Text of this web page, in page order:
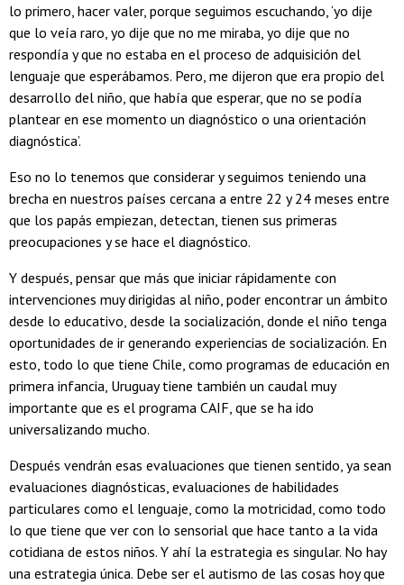
lo primero, hacer valer, porque seguimos escuchando, ‘yo dije
que lo veía raro, yo dije que no me miraba, yo dije que no
respondía y que no estaba en el proceso de adquisición del
lenguaje que esperábamos. Pero, me dijeron que era propio del
desarrollo del niño, que había que esperar, que no se podía
plantear en ese momento un diagnóstico o una orientación
diagnóstica’.
Eso no lo tenemos que considerar y seguimos teniendo una
brecha en nuestros países cercana a entre 22 y 24 meses entre
que los papás empiezan, detectan, tienen sus primeras
preocupaciones y se hace el diagnóstico.
Y después, pensar que más que iniciar rápidamente con
intervenciones muy dirigidas al niño, poder encontrar un ámbito
desde lo educativo, desde la socialización, donde el niño tenga
oportunidades de ir generando experiencias de socialización. En
esto, todo lo que tiene Chile, como programas de educación en
primera infancia, Uruguay tiene también un caudal muy
importante que es el programa CAIF, que se ha ido
universalizando mucho.
Después vendrán esas evaluaciones que tienen sentido, ya sean
evaluaciones diagnósticas, evaluaciones de habilidades
particulares como el lenguaje, como la motricidad, como todo
lo que tiene que ver con lo sensorial que hace tanto a la vida
cotidiana de estos niños. Y ahí la estrategia es singular. No hay
una estrategia única. Debe ser el autismo de las cosas hoy que